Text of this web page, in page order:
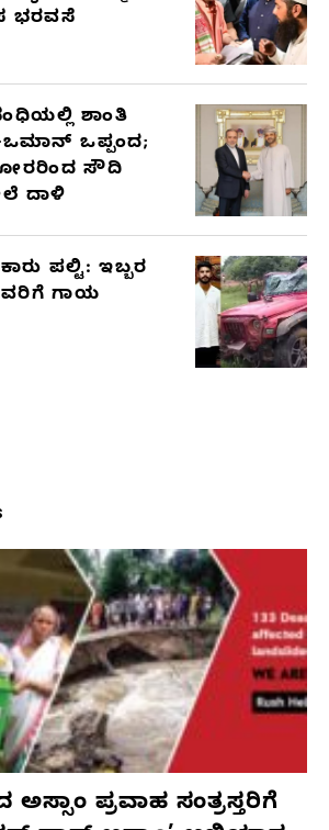
ಭರವಸೆ
ಶಾಂತಿ
ಒಮಾನ್ ಒಪ್ಪಂದ;
ಸೌದಿ
ದಾಳಿ
ಪಲ್ಟಿ: ಇಬ್ಬರ
ಗಾಯ
ಪ್ರವಾಹ ಸಂತ್ರಸ್ತರಿಗೆ